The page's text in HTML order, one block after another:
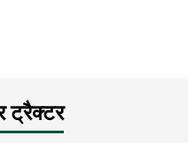
ट्रैक्टर